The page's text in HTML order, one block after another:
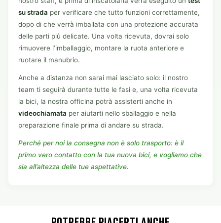
su strada per verificare che tutto funzioni correttamente,
dopo di che verrà imballata con una protezione accurata
delle parti più delicate. Una volta ricevuta, dovrai solo
rimuovere l’imballaggio, montare la ruota anteriore e
ruotare il manubrio.
Anche a distanza non sarai mai lasciato solo: il nostro
team ti seguirà durante tutte le fasi e, una volta ricevuta
la bici, la nostra officina potrà assisterti anche in
videochiamata per aiutarti nello sballaggio e nella
preparazione finale prima di andare su strada.
Perché per noi la consegna non è solo trasporto: è il
primo vero contatto con la tua nuova bici, e vogliamo che
sia all’altezza delle tue aspettative.